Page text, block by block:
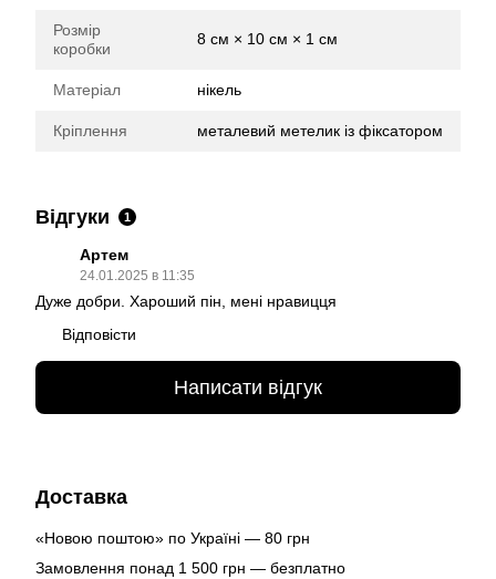
Розмір
коробки
8 см × 10 см × 1 см
Матеріал нікель
Кріплення металевий метелик із фіксатором
Відгуки 1
Артем
24.01.2025 в 11:35
Дуже добри. Хароший пін, мені нравицця
Відповісти
Написати відгук
Доставка
«Новою поштою» по Україні — 80 грн
Замовлення понад 1 500 грн — безплатно